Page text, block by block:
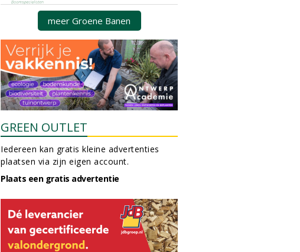
meer Groene Banen
GREEN OUTLET
Iedereen kan gratis kleine advertenties
plaatsen via zijn eigen account.
Plaats een gratis advertentie